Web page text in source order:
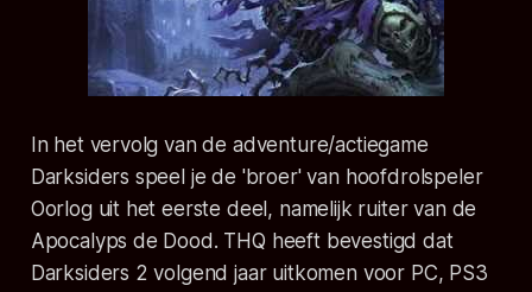
In het vervolg van de adventure/actiegame
Darksiders speel je de 'broer' van hoofdrolspeler
Oorlog uit het eerste deel, namelijk ruiter van de
Apocalyps de Dood. THQ heeft bevestigd dat
Darksiders 2 volgend jaar uitkomen voor PC, PS3